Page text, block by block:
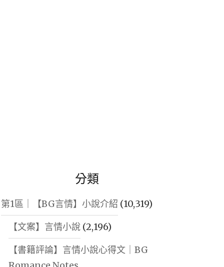
分類
第1區｜【BG言情】小說介紹 (10,319)
【文案】言情小說(2,196)
【書籍評論】言情小說心得文｜BG